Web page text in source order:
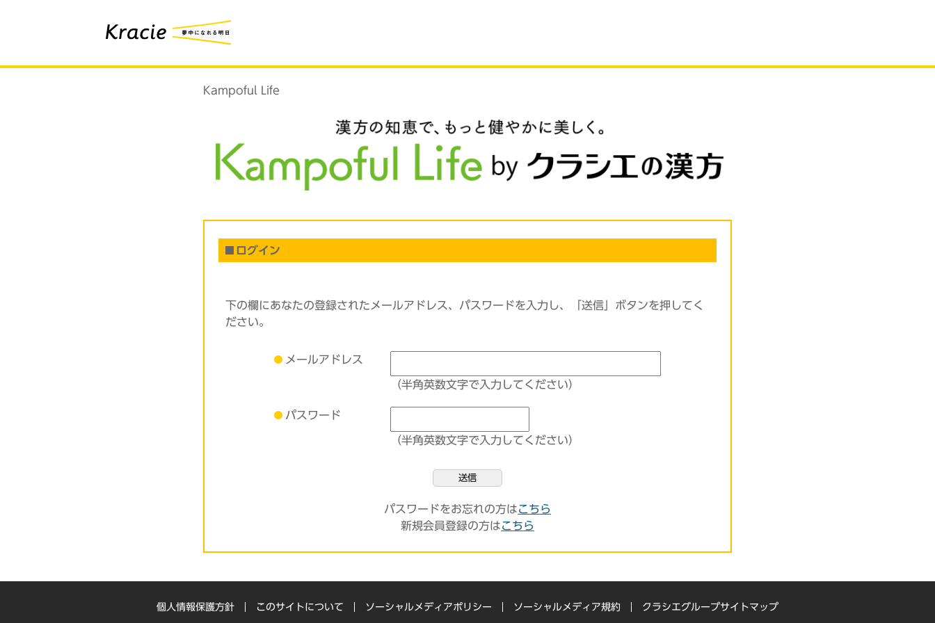
Kampoful Life
ログイン
下の欄にあなたの登録されたメールアドレス、パスワードを入力し、「送信」ボタンを押してく
ださい。
メールアドレス
（半角英数文字で入力してください）
パスワード
（半角英数文字で入力してください）
送信
パスワードをお忘れの方はこちら
新規会員登録の方はこちら
個人情報保護方針 このサイトについて ソーシャルメディアポリシー ソーシャルメディア規約 クラシエグループサイトマップ